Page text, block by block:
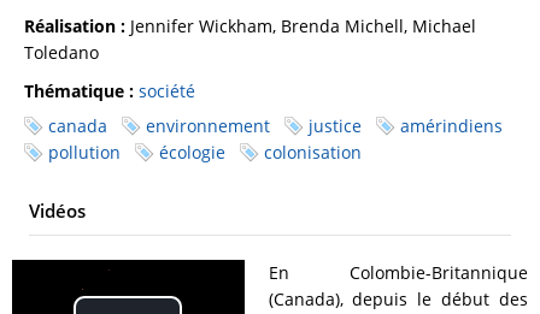
Réalisation : Jennifer Wickham, Brenda Michell, Michael
Toledano
Thématique : société
canada
environnement justice
amérindiens
pollution
écologie colonisation
Vidéos
En Colombie-Britannique
(Canada), depuis le début des